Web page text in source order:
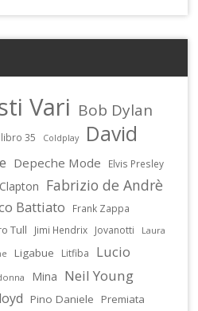
Vari Bob Dylan
35 Coldplay
David
Depeche Mode Elvis Presley
Fabrizio de Andrè
Battiato Frank Zappa
Tull Jimi Hendrix Jovanotti
Laura
Ligabue Litfiba
Lucio
Mina Neil Young
Pino Daniele
Premiata